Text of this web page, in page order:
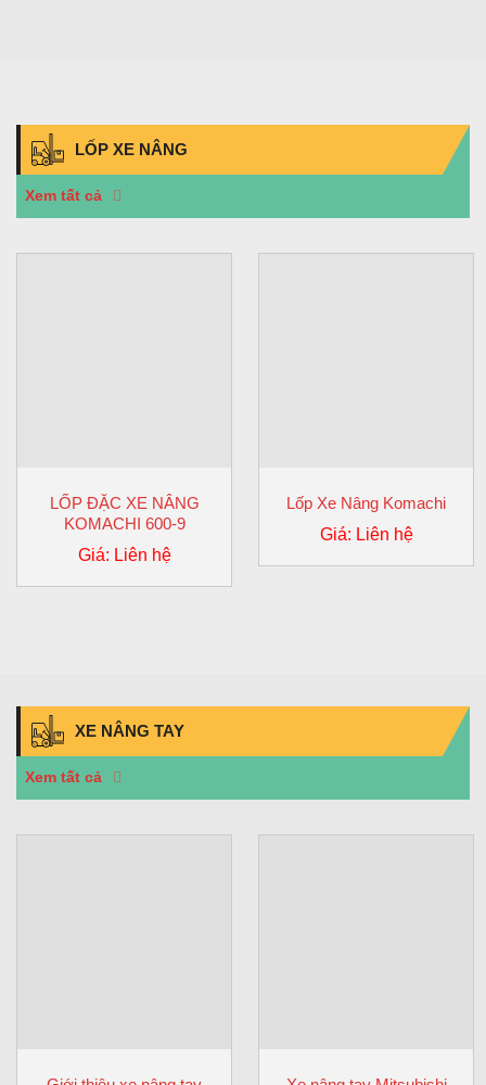
LỐP XE NÂNG
Xem tất cả
LỐP ĐẶC XE NÂNG
KOMACHI 600-9
Giá: Liên hệ
Lốp Xe Nâng Komachi
Giá: Liên hệ
XE NÂNG TAY
Xem tất cả